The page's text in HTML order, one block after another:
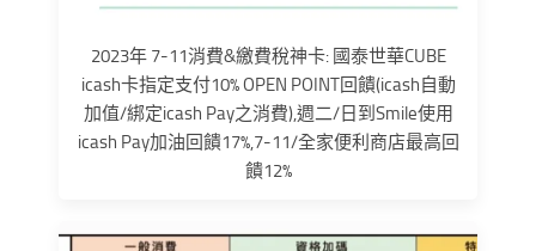
2023年 7-11消費&繳費稅神卡: 國泰世華CUBE
icash卡指定支付10% OPEN POINT回饋(icash自動
加值/綁定icash Pay之消費),週二/日到Smile使用
icash Pay加油回饋17%,7-11/全家便利商店最高回
饋12%